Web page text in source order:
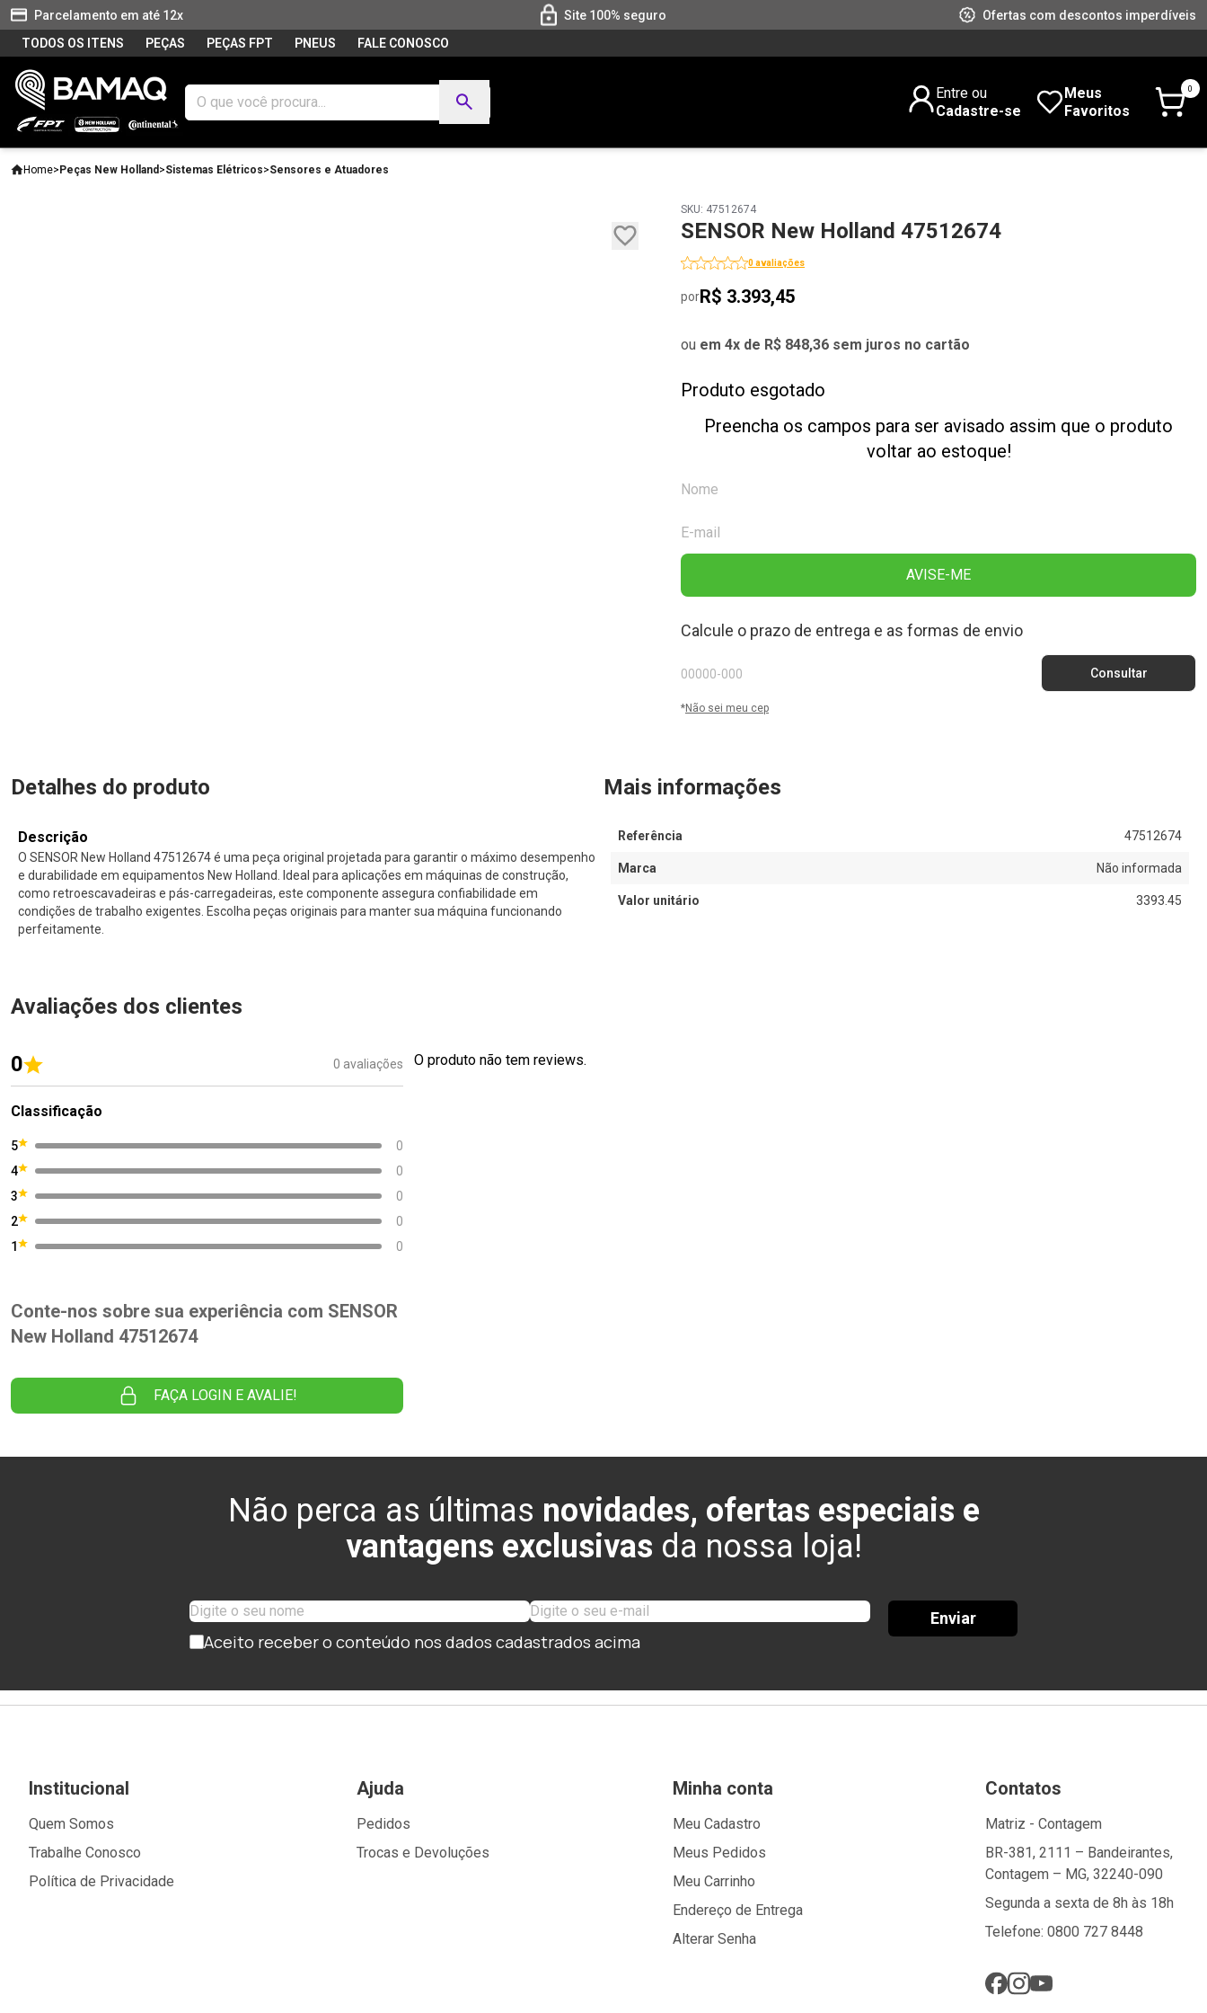
Parcelamento em até 12x Site 100% seguro
Ofertas com descontos imperdíveis
TODOS OS ITENS
PEÇAS PEÇAS FPT PNEUS FALE CONOSCO
Entre ou
Cadastre-se
Meus
Favoritos
0
Home> Peças New Holland >Sistemas Elétricos>Sensores e Atuadores
SKU: 47512674
SENSOR New Holland 47512674
0 avaliações
porR$ 3.393,45
ou em 4x de R$ 848,36 sem juros no cartão
Produto esgotado
Preencha os campos para ser avisado assim que o produto
voltar ao estoque!
AVISE-ME
Calcule o prazo de entrega e as formas de envio
*Não sei meu cep
Detalhes do produto
Descrição
O SENSOR New Holland 47512674 é uma peça original projetada para garantir o máximo desempenho
e durabilidade em equipamentos New Holland. Ideal para aplicações em máquinas de construção,
como retroescavadeiras e pás-carregadeiras, este componente assegura confiabilidade em
condições de trabalho exigentes. Escolha peças originais para manter sua máquina funcionando
perfeitamente.
Mais informações
Referência 47512674
Marca Não informada
Valor unitário 3393.45
Avaliações dos clientes
0 0 avaliações
Classificação
5
0
4
0
3
0
2
0
1
0
Conte-nos sobre sua experiência com SENSOR
New Holland 47512674
FAÇA LOGIN E AVALIE!
O produto não tem reviews.
Não perca as últimas novidades, ofertas especiais e
vantagens exclusivas da nossa loja!
Aceito receber o conteúdo nos dados cadastrados acima
Enviar
Institucional
Quem Somos
Trabalhe Conosco
Política de Privacidade
Ajuda
Pedidos
Trocas e Devoluções
Minha conta
Meu Cadastro
Meus Pedidos
Meu Carrinho
Endereço de Entrega
Alterar Senha
Contatos
Matriz - Contagem
BR-381, 2111 – Bandeirantes,
Contagem – MG, 32240-090
Segunda a sexta de 8h às 18h
Telefone: 0800 727 8448